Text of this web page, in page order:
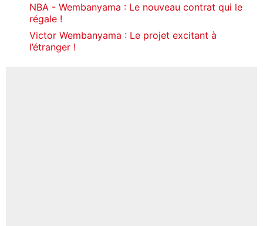
NBA - Wembanyama : Le nouveau contrat qui le
régale !
Victor Wembanyama : Le projet excitant à
l’étranger !